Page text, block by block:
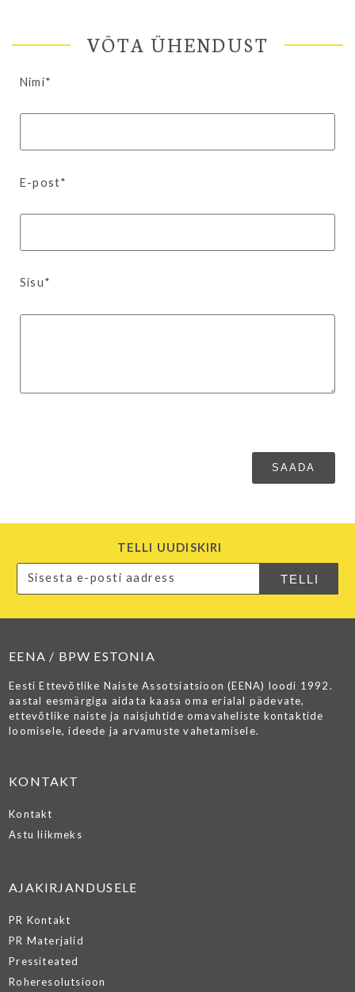
VÕTA ÜHENDUST
Nimi*
E-post*
Sisu*
TELLI UUDISKIRI
EENA / BPW ESTONIA
Eesti Ettevõtlike Naiste Assotsiatsioon (EENA) loodi 1992.
aastal eesmärgiga aidata kaasa oma erialal pädevate,
ettevõtlike naiste ja naisjuhtide omavaheliste kontaktide
loomisele, ideede ja arvamuste vahetamisele.
KONTAKT
Kontakt
Astu liikmeks
AJAKIRJANDUSELE
PR Kontakt
PR Materjalid
Pressiteated
Roheresolutsioon